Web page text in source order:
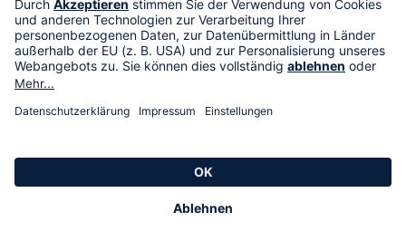
HSE International